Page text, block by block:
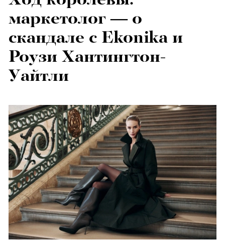
маркетолог — о
скандале с Ekonika и
Роузи Хантингтон-
Уайтли